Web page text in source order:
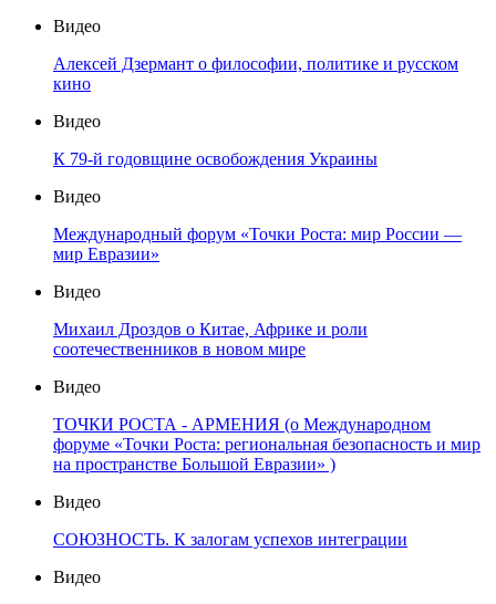
Видео
Алексей Дзермант о философии, политике и русском
кино
Видео
К 79-й годовщине освобождения Украины
Видео
Международный форум «Точки Роста: мир России —
мир Евразии»
Видео
Михаил Дроздов о Китае, Африке и роли
соотечественников в новом мире
Видео
ТОЧКИ РОСТА - АРМЕНИЯ (о Международном
форуме «Точки Роста: региональная безопасность и мир
на пространстве Большой Евразии» )
Видео
СОЮЗНОСТЬ. К залогам успехов интеграции
Видео